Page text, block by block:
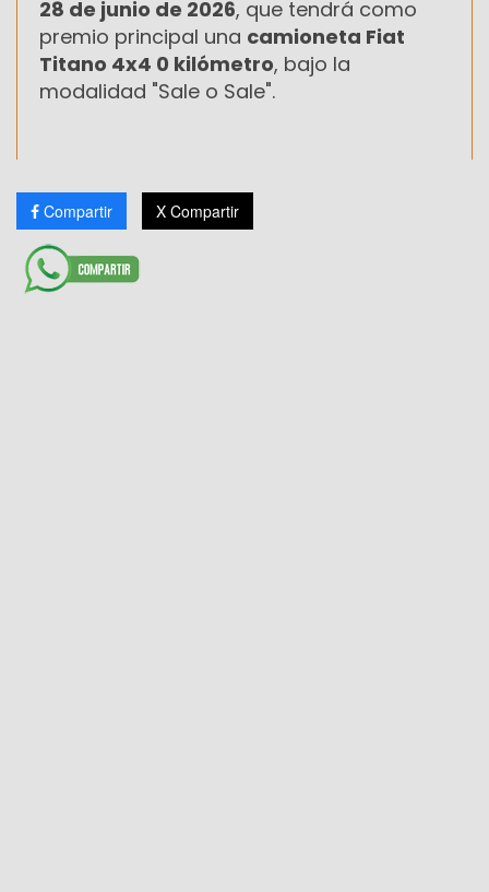
28 de junio de 2026, que tendrá como
premio principal una camioneta Fiat
Titano 4x4 0 kilómetro, bajo la
modalidad "Sale o Sale".
Compartir X Compartir